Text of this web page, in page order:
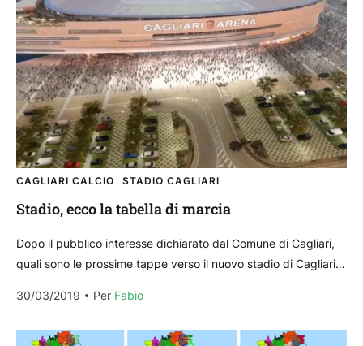
CAGLIARI CALCIO STADIO CAGLIARI
Stadio, ecco la tabella di marcia
Dopo il pubblico interesse dichiarato dal Comune di Cagliari,
quali sono le prossime tappe verso il nuovo stadio di Cagliari?
30/03/2019
Per Fabio